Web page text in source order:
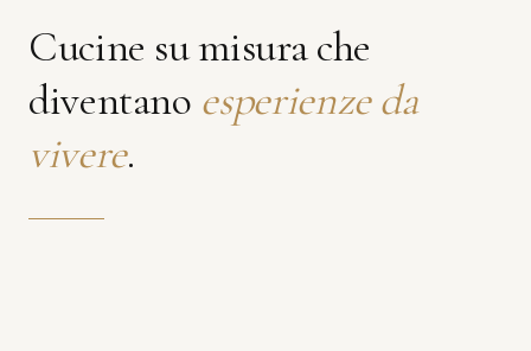
Cucine su misura che
diventano esperienze da
vivere.